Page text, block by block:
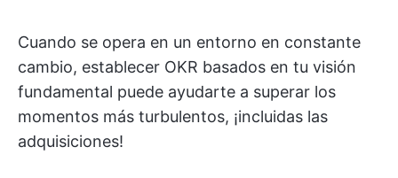
Cuando se opera en un entorno en constante
cambio, establecer OKR basados en tu visión
fundamental puede ayudarte a superar los
momentos más turbulentos, ¡incluidas las
adquisiciones!